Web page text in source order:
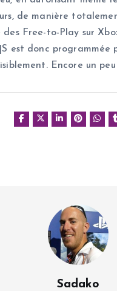
de manière
Free-to-Play sur
est donc programmée
Encore un
Sadako